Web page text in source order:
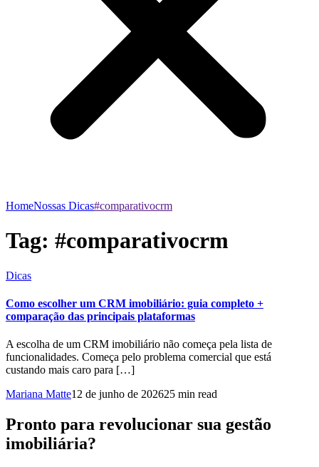
HomeNossas Dicas#comparativocrm
Tag: #comparativocrm
Dicas
Como escolher um CRM imobiliário: guia completo +
comparação das principais plataformas
A escolha de um CRM imobiliário não começa pela lista de
funcionalidades. Começa pelo problema comercial que está
custando mais caro para […]
Mariana Matte12 de junho de 202625 min read
Pronto para revolucionar sua gestão
imobiliária?